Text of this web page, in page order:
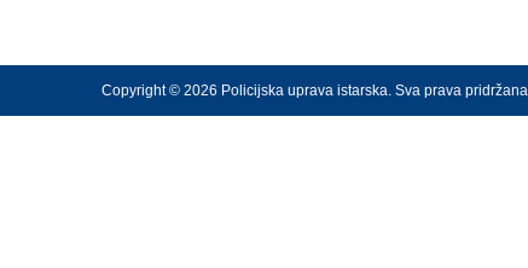
Copyright © 2026 Policijska uprava istarska. Sva prava pridržana